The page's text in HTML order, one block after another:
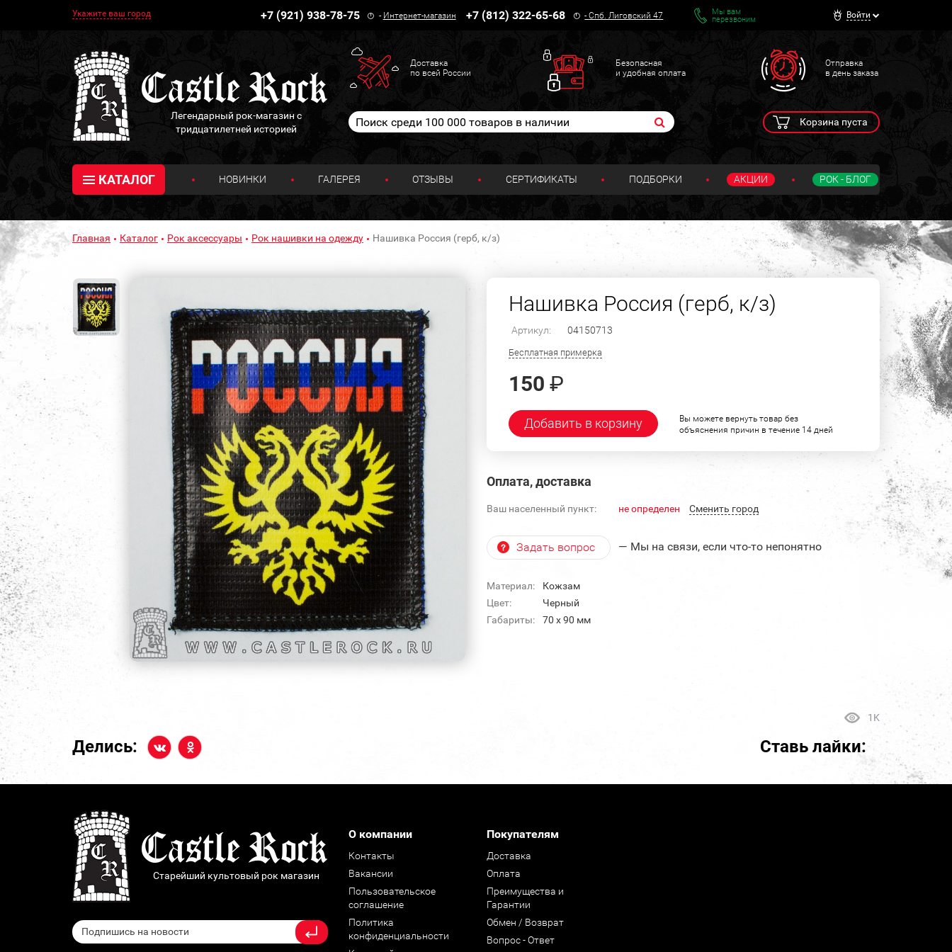
Укажите ваш город +7 (921) 938-78-75 - Интернет-магазин +7 (812) 322-65-68 -Спб. Лиговский 47
Мы вам
перезвоним
Войти
Легендарный рок-магазин с
тридцатилетней историей
Доставка
по всей России
Безопасная
и удобная оплата
Отправка
в день заказа
Корзина пуста
КАТАЛОГ НОВИНКИ ГАЛЕРЕЯ ОТЗЫВЫ СЕРТИФИКАТЫ ПОДБОРКИ АКЦИИ РОК - БЛОГ
Главная Каталог Рок аксессуары Рок нашивки на одежду Нашивка Россия (герб, к/з)
Нашивка Россия (герб, к/з)
Артикул: 04150713
Бесплатная примерка
150 ₽
Добавить в корзину
Вы можете вернуть товар без
объяснения причин в течение 14 дней
Оплата, доставка
Ваш населенный пункт: не определен Cменить город
Задать вопрос — Мы на связи, если что-то непонятно
Материал:
Кожзам
Цвет:
Черный
Габариты:
70 x 90 мм
1K
Делись: Ставь лайки:
Старейший культовый рок магазин
О компании
Контакты
Вакансии
Пользовательское
соглашение
Политика
конфиденциальности
Покупателям
Доставка
Оплата
Преимущества и
Гарантии
Обмен / Возврат
Вопрос - Ответ